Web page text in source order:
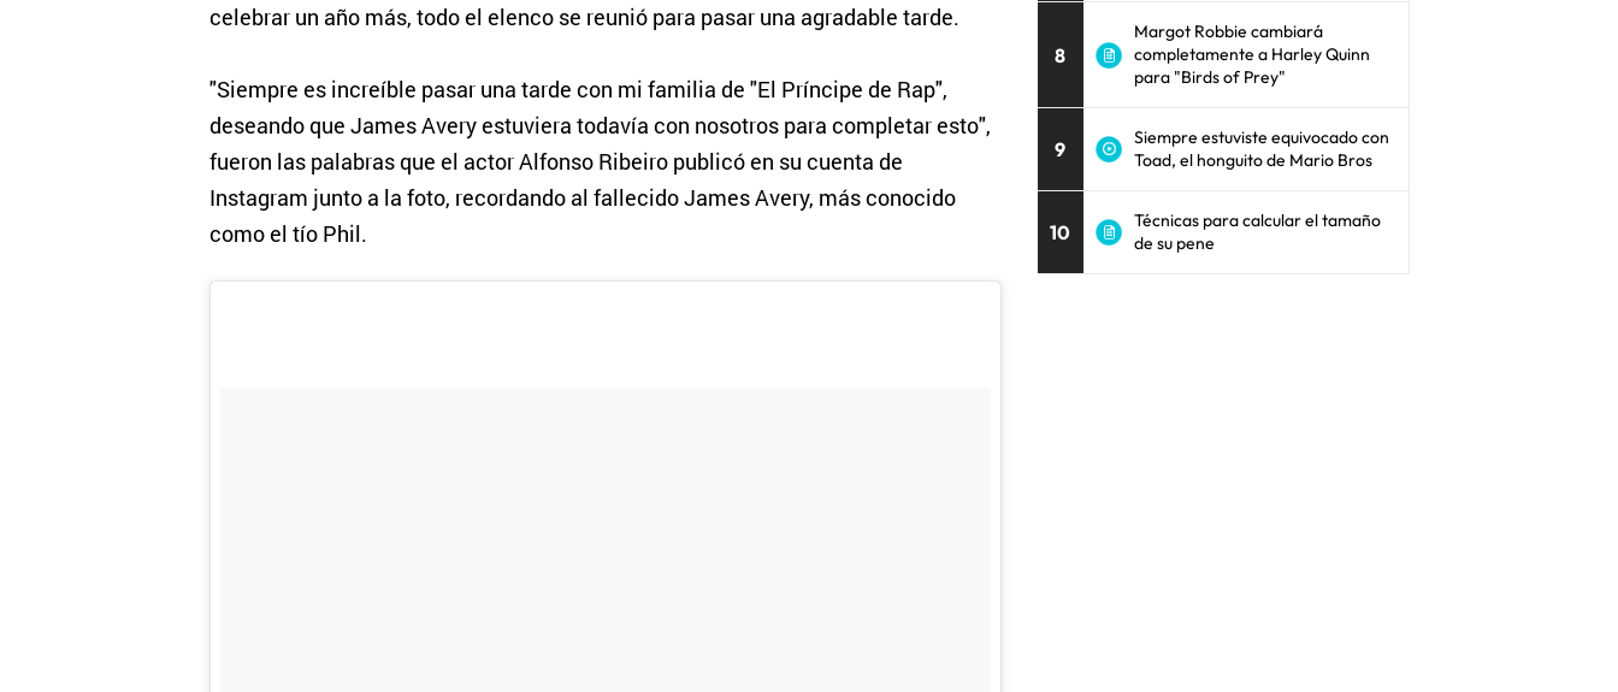
celebrar un año más, todo el elenco se reunió para pasar una agradable tarde.
"Siempre es increíble pasar una tarde con mi familia de "El Príncipe de Rap",
deseando que James Avery estuviera todavía con nosotros para completar esto",
fueron las palabras que el actor Alfonso Ribeiro publicó en su cuenta de
Instagram junto a la foto, recordando al fallecido James Avery, más conocido
como el tío Phil.
8
Margot Robbie cambiará
completamente a Harley Quinn
para "Birds of Prey"
9
Siempre estuviste equivocado con
Toad, el honguito de Mario Bros
10
Técnicas para calcular el tamaño
de su pene